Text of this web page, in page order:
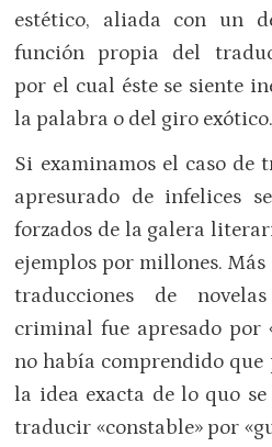
estético, aliada con un
función propia del
por el cual éste se siente
la palabra o del giro exótico.
Si examinamos el caso de
apresurado de infelices
forzados de la galera
ejemplos por millones. Más
traducciones de
criminal fue apresado por
no había comprendido
la idea exacta de lo quo
traducir «constable» por